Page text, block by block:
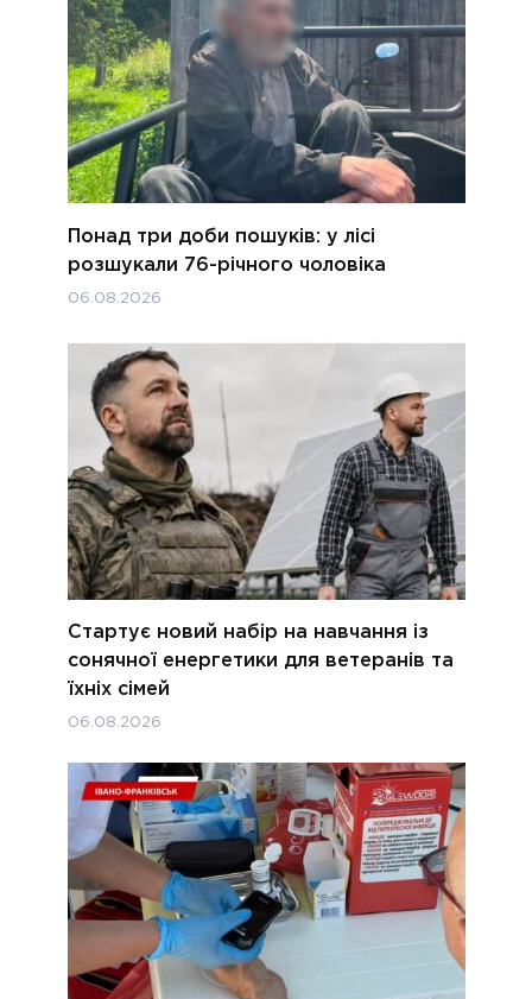
Понад три доби пошуків: у лісі
розшукали 76-річного чоловіка
06.08.2026
Стартує новий набір на навчання із
сонячної енергетики для ветеранів та
їхніх сімей
06.08.2026